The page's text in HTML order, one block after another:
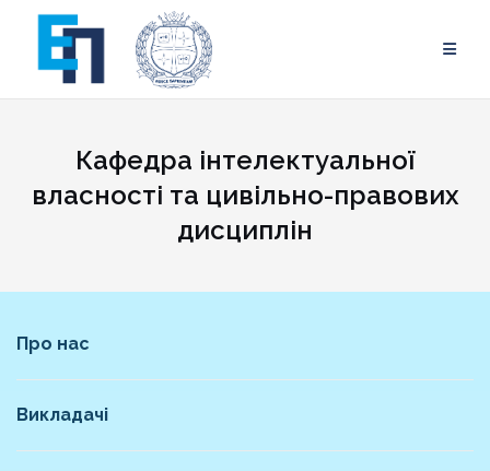
content
Кафедра інтелектуальної
власності та цивільно-правових
дисциплін
Про нас
Викладачі